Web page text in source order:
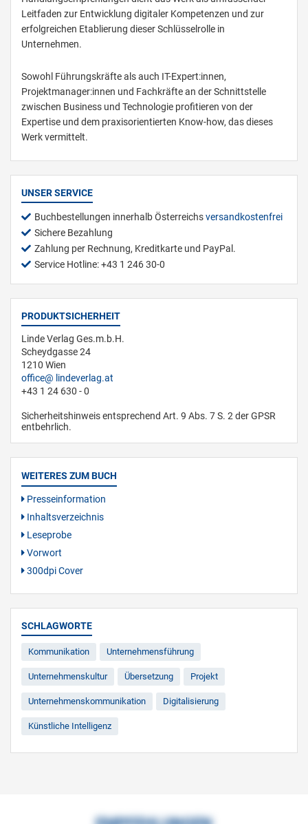
Leitfaden zur Entwicklung digitaler Kompetenzen und zur
erfolgreichen Etablierung dieser Schlüsselrolle in
Unternehmen.
Sowohl Führungskräfte als auch IT-Expert:innen,
Projektmanager:innen und Fachkräfte an der Schnittstelle
zwischen Business und Technologie profitieren von der
Expertise und dem praxisorientierten Know-how, das dieses
Werk vermittelt.
UNSER SERVICE
Buchbestellungen innerhalb Österreichsversandkostenfrei
Sichere Bezahlung
Zahlung per Rechnung, Kreditkarte und PayPal.
Service Hotline: +43 1 246 30-0
PRODUKTSICHERHEIT
Linde Verlag Ges.m.b.H.
Scheydgasse 24
1210 Wien
office
lindeverlag.at
+43 1 24 630 - 0
Sicherheitshinweis entsprechend Art. 9 Abs. 7 S. 2 der GPSR
entbehrlich.
WEITERES ZUM BUCH
Presseinformation
Inhaltsverzeichnis
Leseprobe
Vorwort
300dpi Cover
SCHLAGWORTE
Kommunikation Unternehmensführung
Unternehmenskultur Übersetzung Projekt
Unternehmenskommunikation Digitalisierung
Künstliche Intelligenz